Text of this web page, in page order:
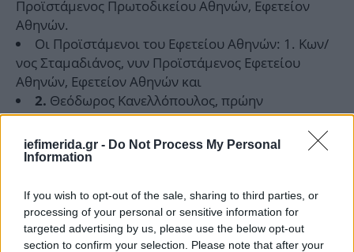
iefimerida.gr - Do Not Process My Personal
Information
If you wish to opt-out of the sale, sharing to third parties, or
processing of your personal or sensitive information for
targeted advertising by us, please use the below opt-out
section to confirm your selection. Please note that after your
Προϊστάμενος Πρωτοδικείου Αθηνών, Εφετείον
Αθηνών.
Οι Προϊστάμενοι του Εφετείου Αθηνών: 1. Κων/
νος Σταμαδιάνος, νυν Προϊστάμενος Εφετείου
Αθηνών, Εφετείον Αθηνών και
2. Θεόδωρος Κανελλόπουλος, πρώην
Προϊστάμενος Εφετείου Αθηνών, 'Αρειος Πάγος
Η Οικονομική Εισαγγελέας Μαριάννα
Ψαρουδάκη, Εισαγγελία Οικονομικού Εγκλήματος.
Σαμαράς για να γίνει κατ' αντιπαράσταση εξέταση
με εμένα. Ακόμη ζητώ να κληθούν κα να εξεταστούν
οι: